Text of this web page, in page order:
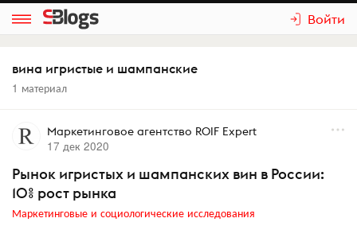
Войти
вина игристые и шампанские
1 материал
Маркетинговое агентство ROIF Expert
17 дек 2020
Рынок игристых и шампанских вин в России:
10% рост рынка
Маркетинговые и социологические исследования